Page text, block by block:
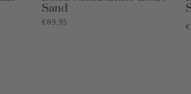
Sand
€89,95